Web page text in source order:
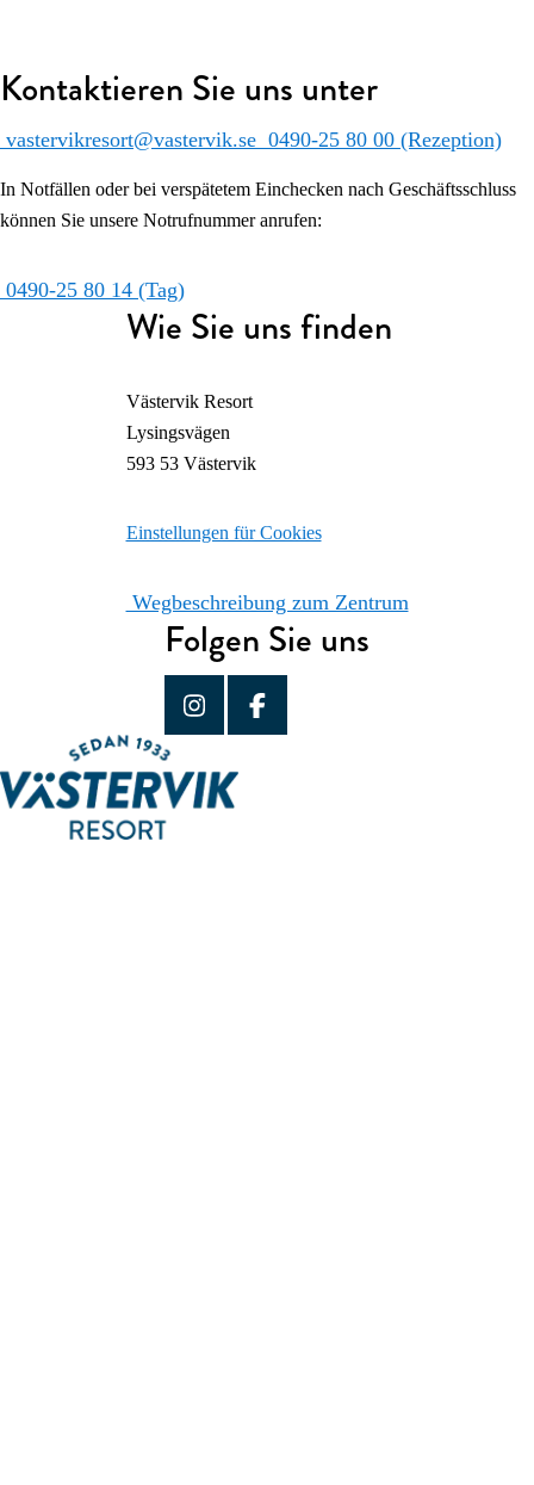
Kontaktieren Sie uns unter
vastervikresort@vastervik.se 0490-25 80 00 (Rezeption)
In Notfällen oder bei verspätetem Einchecken nach Geschäftsschluss
können Sie unsere Notrufnummer anrufen:
0490-25 80 14 (Tag)
Wie Sie uns finden
Västervik Resort
Lysingsvägen
593 53 Västervik
Einstellungen für Cookies
Wegbeschreibung zum Zentrum
Folgen Sie uns